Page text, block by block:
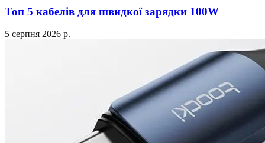
Топ 5 кабелів для швидкої зарядки 100W
5 серпня 2026 р.